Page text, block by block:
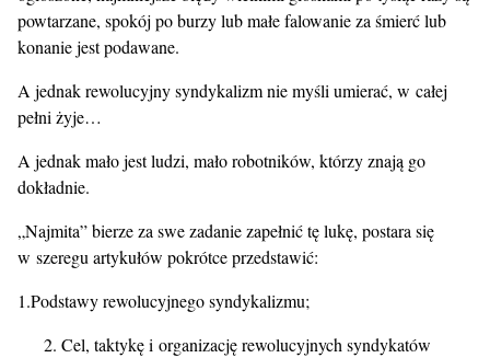
powtarzane, spokój po burzy lub małe falowanie za śmierć lub
konanie jest podawane.
A jednak rewolucyjny syndykalizm nie myśli umierać, w całej
pełni żyje…
A jednak mało jest ludzi, mało robotników, którzy znają go
dokładnie.
„Najmita” bierze za swe zadanie zapełnić tę lukę, postara się
w szeregu artykułów pokrótce przedstawić:
1.Podstawy rewolucyjnego syndykalizmu;
Cel, taktykę i organizację rewolucyjnych syndykatów